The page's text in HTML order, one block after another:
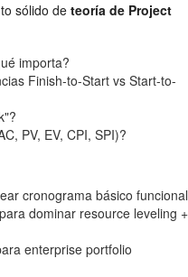
sólido de teoría de Project
importa?
Finish-to-Start vs Start-to-
PV, EV, CPI, SPI)?
cronograma básico funcional
dominar resource leveling +
enterprise portfolio